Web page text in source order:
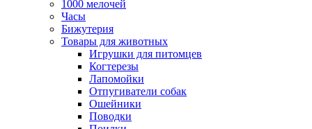
1000 мелочей
Часы
Бижутерия
Товары для животных
Игрушки для питомцев
Когтерезы
Лапомойки
Отпугиватели собак
Ошейники
Поводки